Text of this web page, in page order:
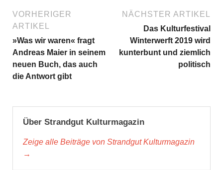
VORHERIGER
ARTIKEL
»Was wir waren« fragt
Andreas Maier in seinem
neuen Buch, das auch
die Antwort gibt
NÄCHSTER ARTIKEL
Das Kulturfestival
Winterwerft 2019 wird
kunterbunt und ziemlich
politisch
Über Strandgut Kulturmagazin
Zeige alle Beiträge von Strandgut Kulturmagazin
→